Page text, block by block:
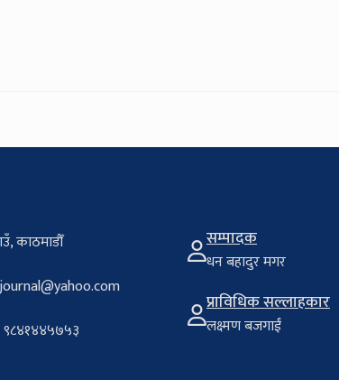
काठमाडौँ
सम्पादक
धन बहादुर मगर
प्राविधिक सल्लाहकार
लक्ष्मण बजगाईं